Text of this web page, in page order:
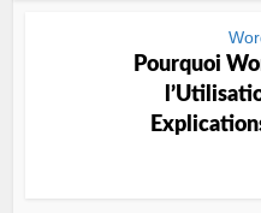
Pourquoi